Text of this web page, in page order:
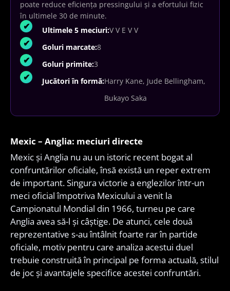
poate reduce eficiența pressingului și a efortului fizic
în ultimele 30 de minute.
Ultimele 5 meciuri:V V E V V
Goluri marcate:8
Goluri primite:3
Jucători în formă:Harry Kane, Jude Bellingham,
Bukayo Saka
Mexic – Anglia: meciuri directe
Mexic și Anglia nu au un istoric recent bogat al
confruntărilor oficiale, însă există un reper extrem
de important. Singura victorie a englezilor într-un
meci oficial împotriva Mexicului a venit la
Campionatul Mondial din 1966, turneu pe care
Anglia avea să-l și câștige. De atunci, cele două
reprezentative s-au întâlnit foarte rar în partide
oficiale, motiv pentru care analiza acestui duel
trebuie construită în principal pe forma actuală, stilul
de joc și avantajele specifice acestei confruntări.